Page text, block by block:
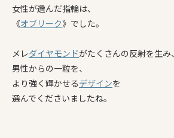
女性が選んだ指輪は、
《オブリーク》でした。
メレダイヤモンドがたくさんの反射を生み、
男性からの一粒を、
より強く輝かせるデザインを
選んでくださいましたね。